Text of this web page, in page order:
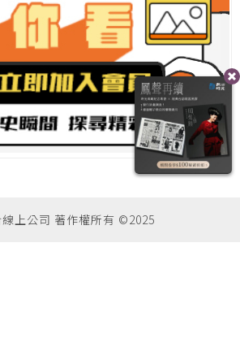
上公司 著作權所有 ©2025